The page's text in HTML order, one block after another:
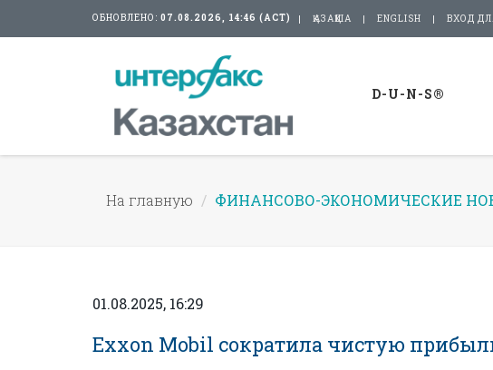
ОБНОВЛЕНО: 07.08.2026, 14:46 (АСТ) ҚАЗАҚША ENGLISH ВХОД
D-U-N-S®
На главную ФИНАНСОВО-ЭКОНОМИЧЕСКИЕ
01.08.2025, 16:29
Exxon Mobil сократила чистую